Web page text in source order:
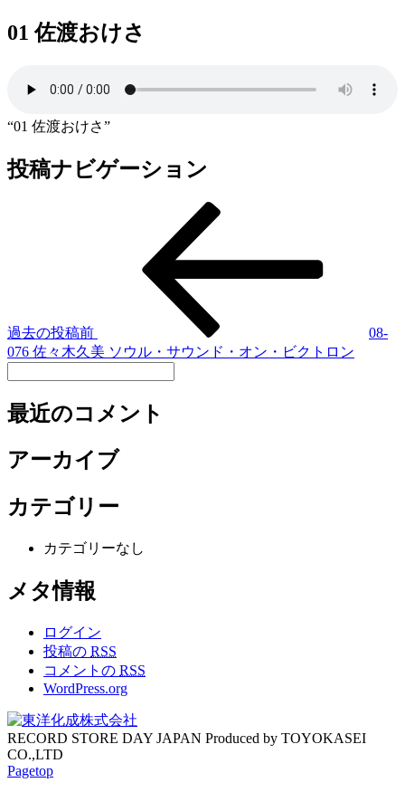
01 佐渡おけさ
“01 佐渡おけさ”
投稿ナビゲーション
過去の投稿前
08-
076 佐々木久美 ソウル・サウンド・オン・ビクトロン
最近のコメント
アーカイブ
カテゴリー
カテゴリーなし
メタ情報
ログイン
投稿の RSS
コメントの RSS
WordPress.org
RECORD STORE DAY JAPAN Produced by TOYOKASEI
CO.,LTD
Pagetop